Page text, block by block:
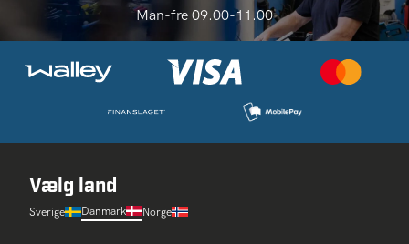
Man-fre 09.00-11.00
Vælg land
Sverige Danmark Norge